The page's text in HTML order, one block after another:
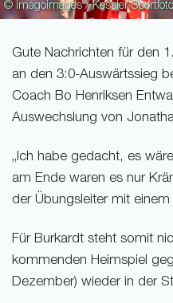
© imagoimages / Kessler-
Gute Nachrichten für den
an den 3:0-Auswärtssieg
Coach Bo Henriksen
Auswechslung von
„Ich habe gedacht, es
am Ende waren es nur
der Übungsleiter mit
Für Burkardt steht somit
kommenden Heimspiel
Dezember) wieder in der